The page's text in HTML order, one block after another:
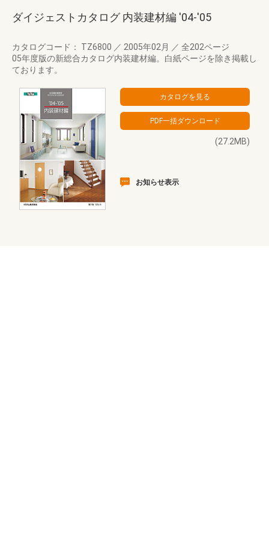
ダイジェストカタログ 内装建材編 '04-'05
カタログコード： TZ6800 ／ 2005年02月 ／ 全202ページ
05年度版の新総合カタログ内装建材編。白紙ページを除き掲載し
ております。
(27.2MB)
お知らせ表示